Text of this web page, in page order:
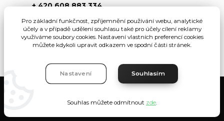
+ 420 608 883 334
info@jmsportkyjov.cz
Eshop-rychle.cz
Pro základní funkčnost, zpříjemnění používání webu, analytické
účely a v případě udělení souhlasu také pro účely cílení reklamy
využíváme soubory cookies. Nastavení vlastních preferencí cookies
můžete kdykoli upravit odkazem ve spodní části stránek.
Nastavení Souhlasím
Souhlas můžete odmítnout zde.